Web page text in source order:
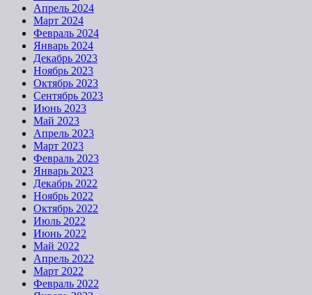
Апрель 2024
Март 2024
Февраль 2024
Январь 2024
Декабрь 2023
Ноябрь 2023
Октябрь 2023
Сентябрь 2023
Июнь 2023
Май 2023
Апрель 2023
Март 2023
Февраль 2023
Январь 2023
Декабрь 2022
Ноябрь 2022
Октябрь 2022
Июль 2022
Июнь 2022
Май 2022
Апрель 2022
Март 2022
Февраль 2022